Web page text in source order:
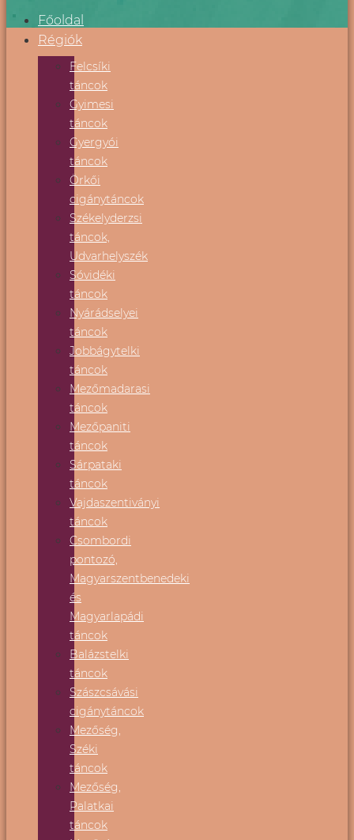
Főoldal
Régiók
Felcsíki
táncok
Gyimesi
táncok
Gyergyói
táncok
Örkői
cigánytáncok
Székelyderzsi
táncok,
Udvarhelyszék
Sóvidéki
táncok
Nyárádselyei
táncok
Jobbágytelki
táncok
Mezőmadarasi
táncok
Mezőpaniti
táncok
Sárpataki
táncok
Vajdaszentiványi
táncok
Csombordi
pontozó,
Magyarszentbenedeki
és
Magyarlapádi
táncok
Balázstelki
táncok
Szászcsávási
cigánytáncok
Mezőség,
Széki
táncok
Mezőség,
Palatkai
táncok